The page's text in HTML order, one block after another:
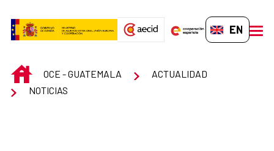
EN-GB
INICIOOCE - GUATEMALA
ACTUALIDAD
NOTICIAS